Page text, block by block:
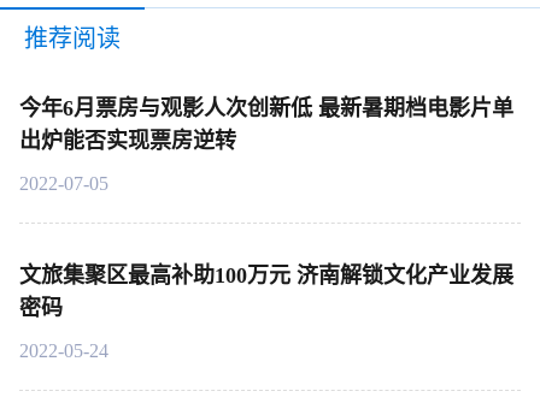
推荐阅读
今年6月票房与观影人次创新低 最新暑期档电影片单
出炉能否实现票房逆转
2022-07-05
文旅集聚区最高补助100万元 济南解锁文化产业发展
密码
2022-05-24